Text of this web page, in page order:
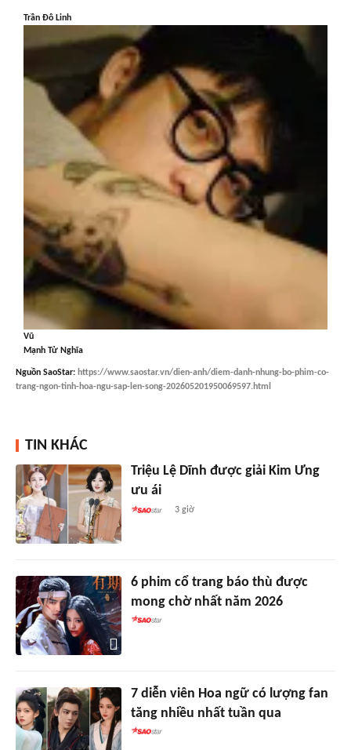
Trần Đô Linh
Vũ
Mạnh Tử Nghĩa
Nguồn SaoStar: https://www.saostar.vn/dien-anh/diem-danh-nhung-bo-phim-co-
trang-ngon-tinh-hoa-ngu-sap-len-song-202605201950069597.html
TIN KHÁC
Triệu Lệ Dĩnh được giải Kim Ưng
ưu ái
3 giờ
6 phim cổ trang báo thù được
mong chờ nhất năm 2026
7 diễn viên Hoa ngữ có lượng fan
tăng nhiều nhất tuần qua